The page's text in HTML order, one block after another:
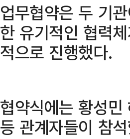
업무협약은 두 기
한 유기적인 협력
적으로 진행했다.
협약식에는 황성
등 관계자들이 참